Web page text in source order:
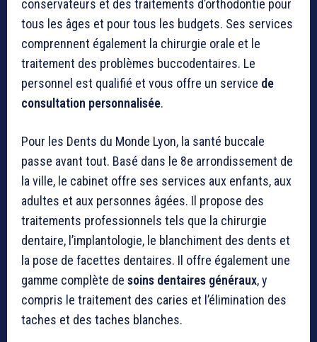
conservateurs et des traitements d’orthodontie pour
tous les âges et pour tous les budgets. Ses services
comprennent également la chirurgie orale et le
traitement des problèmes buccodentaires. Le
personnel est qualifié et vous offre un service de
consultation personnalisée.
Pour les Dents du Monde Lyon, la santé buccale
passe avant tout. Basé dans le 8e arrondissement de
la ville, le cabinet offre ses services aux enfants, aux
adultes et aux personnes âgées. Il propose des
traitements professionnels tels que la chirurgie
dentaire, l’implantologie, le blanchiment des dents et
la pose de facettes dentaires. Il offre également une
gamme complète de soins dentaires généraux, y
compris le traitement des caries et l’élimination des
taches et des taches blanches.